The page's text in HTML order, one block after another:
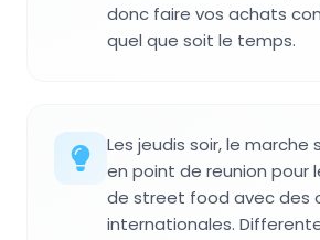
donc faire vos achats
quel que soit le temps.
Les jeudis soir, le
en point de reunion pour
de street food avec des
internationales.